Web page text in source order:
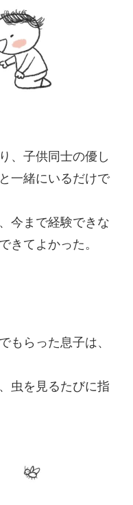
、子供同士の優し
一緒にいるだけで
今まで経験できな
きてよかった。
もらった息子は、
虫を見るたびに指